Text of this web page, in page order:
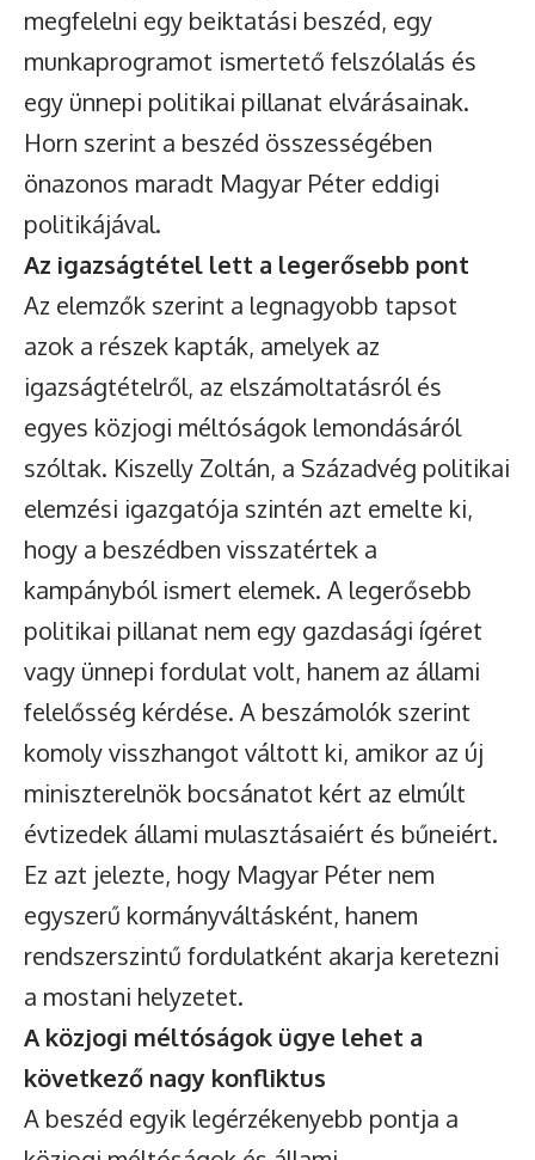
megfelelni egy beiktatási beszéd, egy
munkaprogramot ismertető felszólalás és
egy ünnepi politikai pillanat elvárásainak.
Horn szerint a beszéd összességében
önazonos maradt Magyar Péter eddigi
politikájával.
Az igazságtétel lett a legerősebb pont
Az elemzők szerint a legnagyobb tapsot
azok a részek kapták, amelyek az
igazságtételről, az elszámoltatásról és
egyes közjogi méltóságok lemondásáról
szóltak. Kiszelly Zoltán, a Századvég politikai
elemzési igazgatója szintén azt emelte ki,
hogy a beszédben visszatértek a
kampányból ismert elemek. A legerősebb
politikai pillanat nem egy gazdasági ígéret
vagy ünnepi fordulat volt, hanem az állami
felelősség kérdése. A beszámolók szerint
komoly visszhangot váltott ki, amikor az új
miniszterelnök bocsánatot kért az elmúlt
évtizedek állami mulasztásaiért és bűneiért.
Ez azt jelezte, hogy Magyar Péter nem
egyszerű kormányváltásként, hanem
rendszerszintű fordulatként akarja keretezni
a mostani helyzetet.
A közjogi méltóságok ügye lehet a
következő nagy konfliktus
A beszéd egyik legérzékenyebb pontja a